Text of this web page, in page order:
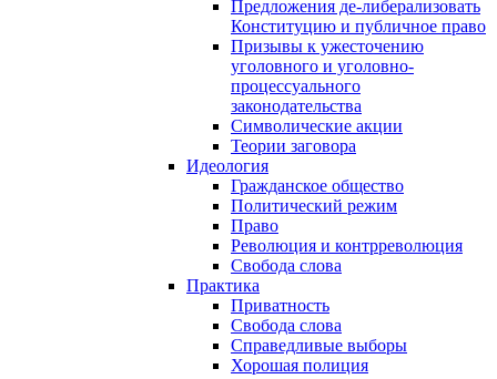
Предложения де-либерализовать
Конституцию и публичное право
Призывы к ужесточению
уголовного и уголовно-
процессуального
законодательства
Символические акции
Теории заговора
Идеология
Гражданское общество
Политический режим
Право
Революция и контрреволюция
Свобода слова
Практика
Приватность
Свобода слова
Справедливые выборы
Хорошая полиция